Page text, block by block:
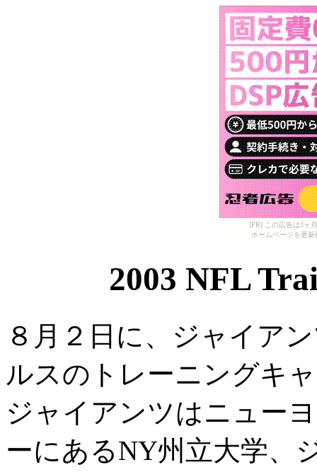
[PR] この広告は3ヶ
ホームページを更
2003 NFL
８月２日に、ジャイア
ルスのトレーニングキ
ジャイアンツはニュー
ーにあるNY州立大学、